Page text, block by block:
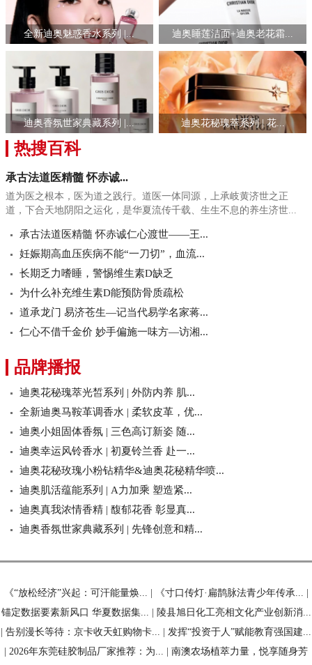
全新迪奥魅惑香水系列 |... 迪奥睡莲洁面+迪奥老花霜...
迪奥香氛世家典藏系列 |... 迪奥花秘瑰萃系列 | 花...
热搜百科
承古法道医精髓 怀赤诚...
道为医之根本，医为道之践行。道医一体同源，上承岐黄济世之正
道，下合天地阴阳之运化，是华夏流传千载、生生不息的养生济世...
承古法道医精髓 怀赤诚仁心渡世——王...
妊娠期高血压疾病不能“一刀切”，血流...
长期乏力嗜睡，警惕维生素D缺乏
为什么补充维生素D能预防骨质疏松
道承龙门 易济苍生—记当代易学名家蒋...
仁心不借千金价 妙手偏施一味方—访湘...
品牌播报
迪奥花秘瑰萃光皙系列 | 外防内养 肌...
全新迪奥马鞍革调香水 | 柔软皮革，优...
迪奥小姐固体香氛 | 三色高订新姿 随...
迪奥幸运风铃香水 | 初夏铃兰香 赴一...
迪奥花秘玫瑰小粉钻精华&迪奥花秘精华喷...
迪奥肌活蕴能系列 | A力加乘 塑造紧...
迪奥真我浓情香精 | 馥郁花香 彰显真...
迪奥香氛世家典藏系列 | 先锋创意和精...
《“放松经济”兴起：可汗能量焕... 《寸口传灯·扁鹊脉法青少年传承...
锚定数据要素新风口 华夏数据集...
陵县旭日化工亮相文化产业创新消...
告别漫长等待：京卡收天虹购物卡...
发挥“投资于人”赋能教育强国建...
2026年东莞硅胶制品厂家推荐：为... 南澳农场植萃力量，悦享随身芳